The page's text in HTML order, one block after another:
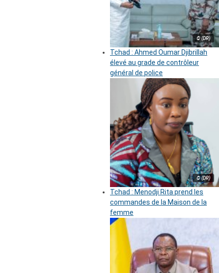
© (DR)
Tchad : Ahmed Oumar Djibrillah
élevé au grade de contrôleur
général de police
© (DR)
Tchad : Menodji Rita prend les
commandes de la Maison de la
femme